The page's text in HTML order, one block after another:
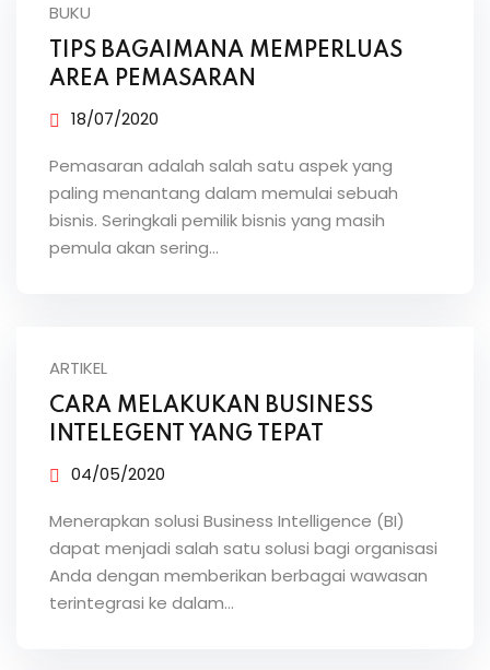
BUKU
TIPS BAGAIMANA MEMPERLUAS
AREA PEMASARAN
18/07/2020
Pemasaran adalah salah satu aspek yang
paling menantang dalam memulai sebuah
bisnis. Seringkali pemilik bisnis yang masih
pemula akan sering…
ARTIKEL
CARA MELAKUKAN BUSINESS
INTELEGENT YANG TEPAT
04/05/2020
Menerapkan solusi Business Intelligence (BI)
dapat menjadi salah satu solusi bagi organisasi
Anda dengan memberikan berbagai wawasan
terintegrasi ke dalam…